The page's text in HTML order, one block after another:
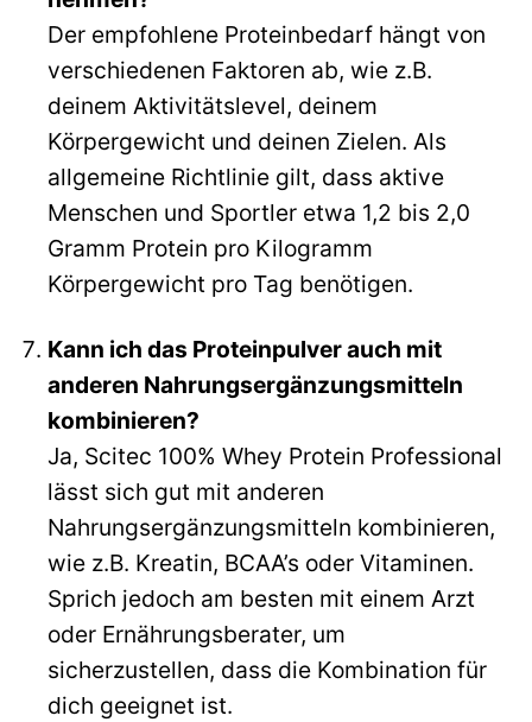
Der empfohlene Proteinbedarf hängt von
verschiedenen Faktoren ab, wie z.B.
deinem Aktivitätslevel, deinem
Körpergewicht und deinen Zielen. Als
allgemeine Richtlinie gilt, dass aktive
Menschen und Sportler etwa 1,2 bis 2,0
Gramm Protein pro Kilogramm
Körpergewicht pro Tag benötigen.
Kann ich das Proteinpulver auch mit
anderen Nahrungsergänzungsmitteln
kombinieren?
Ja, Scitec 100% Whey Protein Professional
lässt sich gut mit anderen
Nahrungsergänzungsmitteln kombinieren,
wie z.B. Kreatin, BCAA’s oder Vitaminen.
Sprich jedoch am besten mit einem Arzt
oder Ernährungsberater, um
sicherzustellen, dass die Kombination für
dich geeignet ist.